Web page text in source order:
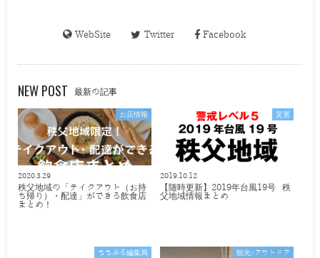
WebSite Twitter Facebook
NEW POST 最新の記事
お店情報
2020.3.29
秩父地域の「テイクアウト（お持
ち帰り）・配達」ができる飲食店
まとめ！
災害
2019.10.12
【随時更新】2019年台風19号 秩
父地域情報まとめ
ちちぶる編集局 観光/アウトドア